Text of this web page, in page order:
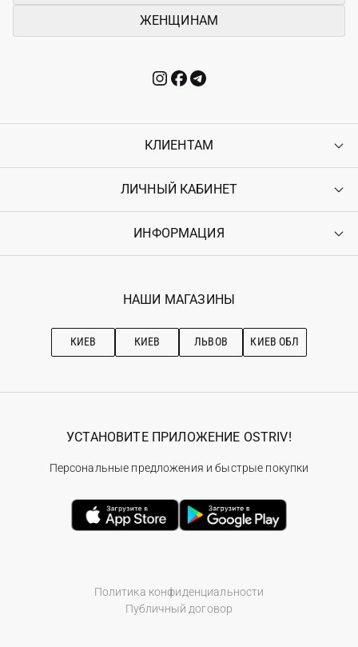
ЖЕНЩИНАМ
КЛИЕНТАМ
Контакты
Возврат
Гарантия
ЛИЧНЫЙ КАБИНЕТ
Войти
Ostriv Club+
ИНФОРМАЦИЯ
Наши магазини
Рекомендации по уходу
НАШИ МАГАЗИНЫ
КИЕВ КИЕВ ЛЬВОВ КИЕВ ОБЛ
Политика конфиденциальности
Публичный договор
УСТАНОВИТЕ ПРИЛОЖЕНИЕ OSTRIV!
Персональные предложения и быстрые покупки